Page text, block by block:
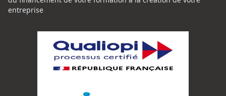
entreprise